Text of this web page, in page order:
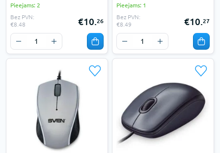
Pieejams: 2
Bez PVN:
€8.48
€10.26
Pieejams: 1
Bez PVN:
€8.49
€10.27